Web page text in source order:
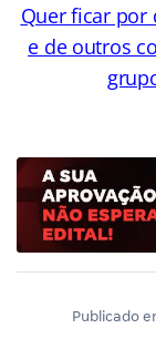
Quer ficar por
e de outros
Publicado